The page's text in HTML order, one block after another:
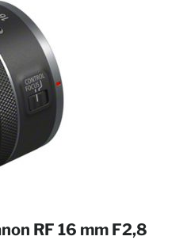
RF 16 mm F2,8